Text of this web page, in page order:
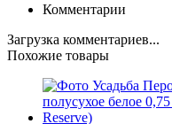
Комментарии
Загрузка комментариев...
Похожие товары